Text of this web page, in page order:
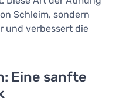
Schleim, sondern
und verbessert die
Eine sanfte